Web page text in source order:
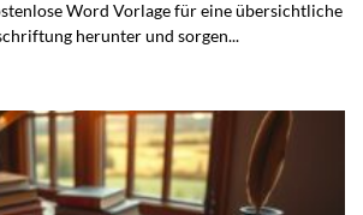
Word Vorlage für eine übersichtliche
herunter und sorgen...